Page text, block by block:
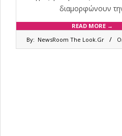
διαμορφώνουν
READ MORE →
By: NewsRoom The Look.Gr